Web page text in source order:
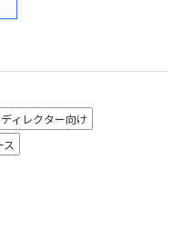
ィレクター向け
ス